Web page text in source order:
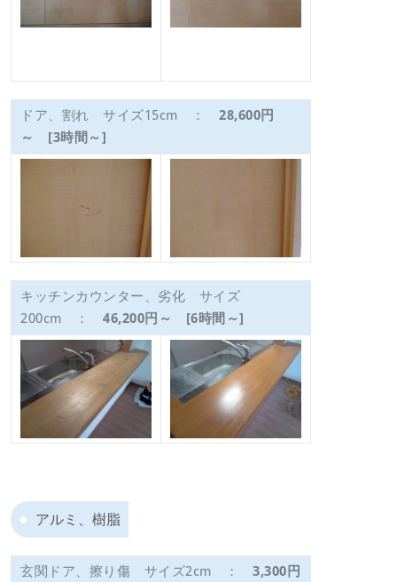
ドア、割れ サイズ15cm ： 28,600円
～ [3時間～]
キッチンカウンター、劣化 サイズ
200cm ： 46,200円～ [6時間～]
アルミ、樹脂
玄関ドア、擦り傷 サイズ2cm ： 3,300円